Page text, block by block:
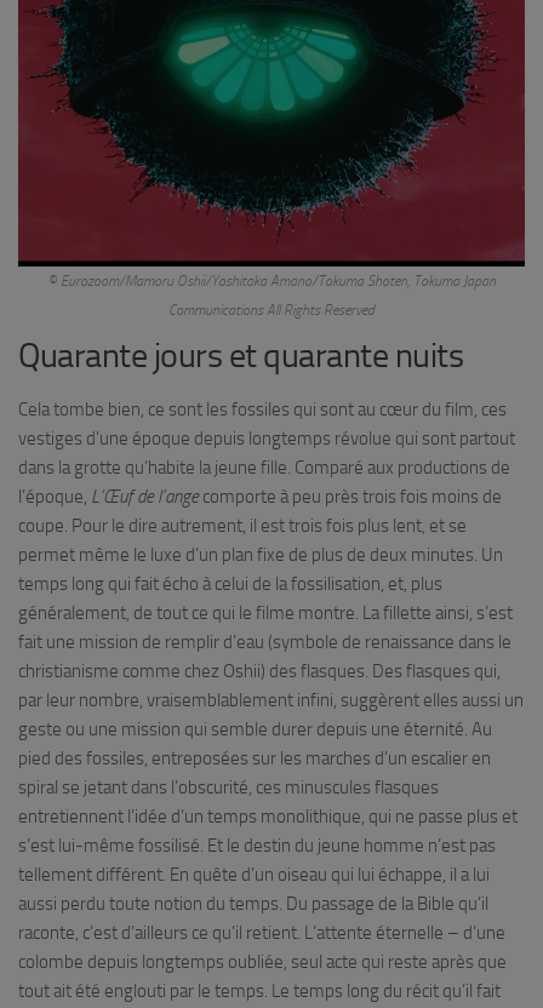
© Eurozoom/Mamoru Oshii/Yoshitaka Amano/Tokuma Shoten, Tokuma Japan
Communications All Rights Reserved
Quarante jours et quarante nuits
Cela tombe bien, ce sont les fossiles qui sont au cœur du film, ces
vestiges d’une époque depuis longtemps révolue qui sont partout
dans la grotte qu’habite la jeune fille. Comparé aux productions de
l’époque, L’Œuf de l’angecomporte à peu près trois fois moins de
coupe. Pour le dire autrement, il est trois fois plus lent, et se
permet même le luxe d’un plan fixe de plus de deux minutes. Un
temps long qui fait écho à celui de la fossilisation, et, plus
généralement, de tout ce qui le filme montre. La fillette ainsi, s’est
fait une mission de remplir d’eau (symbole de renaissance dans le
christianisme comme chez Oshii) des flasques. Des flasques qui,
par leur nombre, vraisemblablement infini, suggèrent elles aussi un
geste ou une mission qui semble durer depuis une éternité. Au
pied des fossiles, entreposées sur les marches d’un escalier en
spiral se jetant dans l’obscurité, ces minuscules flasques
entretiennent l’idée d’un temps monolithique, qui ne passe plus et
s’est lui-même fossilisé. Et le destin du jeune homme n’est pas
tellement différent. En quête d’un oiseau qui lui échappe, il a lui
aussi perdu toute notion du temps. Du passage de la Bible qu’il
raconte, c’est d’ailleurs ce qu’il retient. L’attente éternelle – d’une
colombe depuis longtemps oubliée, seul acte qui reste après que
tout ait été englouti par le temps. Le temps long du récit qu’il fait